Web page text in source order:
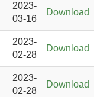
2023-
03-16
Download
2023-
02-28
Download
2023-
02-28
Download